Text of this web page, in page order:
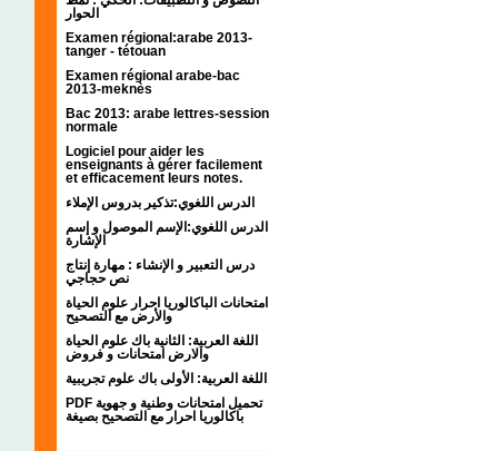
الحوار
Examen régional:arabe 2013-
tanger - tétouan
Examen régional arabe-bac
2013-meknès
Bac 2013: arabe lettres-session
normale
Logiciel pour aider les
enseignants à gérer facilement
et efficacement leurs notes.
الدرس اللغوي:تذكير بدروس الإملاء
الدرس اللغوي:الإسم الموصول و إسم
الإشارة
درس التعبير و الإنشاء : مهارة إنتاج
نص حجاجي
امتحانات الباكالوريا احرار علوم الحياة
والأرض مع التصحيح
اللغة العربية: الثانية باك علوم الحياة
والارض امتحانات و فروض
اللغة العربية: الأولى باك علوم تجريبية
PDF تحميل امتحانات وطنية و جهوية
باكالوريا احرار مع التصحيح بصيغة